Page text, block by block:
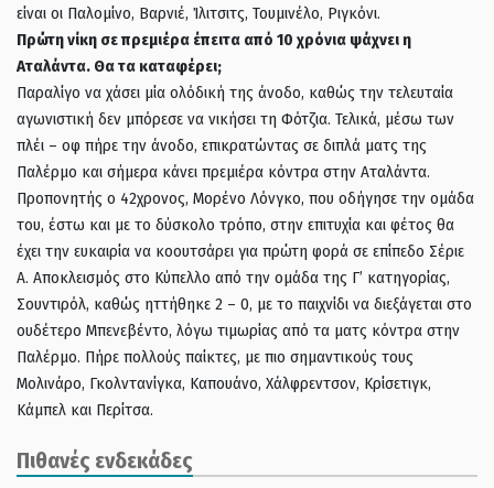
είναι οι Παλομίνο, Βαρνιέ, Ίλιτσιτς, Τουμινέλο, Ριγκόνι.
Πρώτη νίκη σε πρεμιέρα έπειτα από 10 χρόνια ψάχνει η
Αταλάντα. Θα τα καταφέρει;
Παραλίγο να χάσει μία ολόδική της άνοδο, καθώς την τελευταία
αγωνιστική δεν μπόρεσε να νικήσει τη Φότζια. Τελικά, μέσω των
πλέι – οφ πήρε την άνοδο, επικρατώντας σε διπλά ματς της
Παλέρμο και σήμερα κάνει πρεμιέρα κόντρα στην Αταλάντα.
Προπονητής ο 42χρονος, Μορένο Λόνγκο, που οδήγησε την ομάδα
του, έστω και με το δύσκολο τρόπο, στην επιτυχία και φέτος θα
έχει την ευκαιρία να κοουτσάρει για πρώτη φορά σε επίπεδο Σέριε
Α. Αποκλεισμός στο Κύπελλο από την ομάδα της Γ’ κατηγορίας,
Σουντιρόλ, καθώς ηττήθηκε 2 – 0, με το παιχνίδι να διεξάγεται στο
ουδέτερο Μπενεβέντο, λόγω τιμωρίας από τα ματς κόντρα στην
Παλέρμο. Πήρε πολλούς παίκτες, με πιο σημαντικούς τους
Μολινάρο, Γκολντανίγκα, Καπουάνο, Χάλφρεντσον, Κρίσετιγκ,
Κάμπελ και Περίτσα.
Πιθανές ενδεκάδες